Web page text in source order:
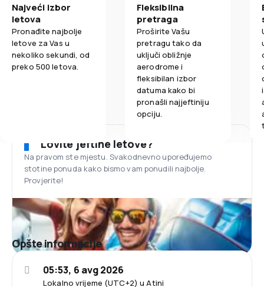
Najveći izbor
letova
Pronađite najbolje
letove za Vas u
nekoliko sekundi, od
preko 500 letova.
Fleksibilna
pretraga
Proširite Vašu
pretragu tako da
uključi obližnje
aerodrome i
fleksibilan izbor
datuma kako bi
pronašli najjeftiniju
opciju.
Lovite jeftine letove?
Na pravom ste mjestu. Svakodnevno upoređujemo
stotine ponuda kako bismo vam ponudili najbolje.
Provjerite!
Opšte informacije
Lokalno vrijeme (UTC+2) u Atini
05:53, 6 avg 2026